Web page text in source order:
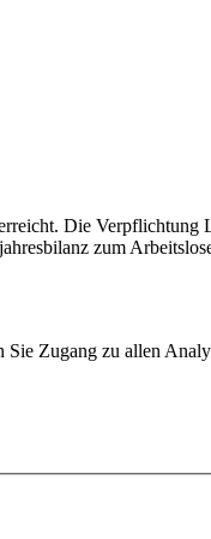
Die Verpflichtung
zum
Zugang zu allen